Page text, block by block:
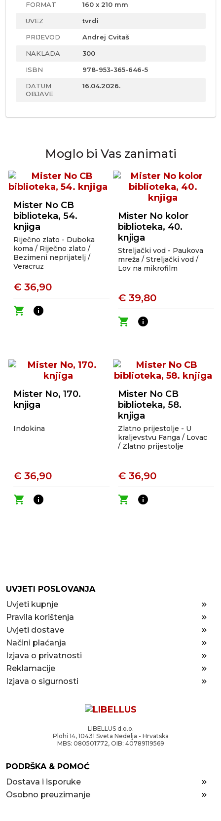
FORMAT 160 x 210 mm
UVEZ tvrdi
PRIJEVOD Andrej Cvitaš
NAKLADA 300
ISBN 978-953-365-646-5
DATUM
OBJAVE
16.04.2026.
Moglo bi Vas zanimati
Mister No CB
biblioteka, 54.
knjiga
Riječno zlato - Duboka
koma / Riječno zlato /
Bezimeni neprijatelj /
Veracruz
€ 36,90
shopping_cart
info
Mister No kolor
biblioteka, 40.
knjiga
Streljački vod - Paukova
mreža / Streljački vod /
Lov na mikrofilm
€ 39,80
shopping_cart
info
Mister No, 170.
knjiga
Indokina
€ 36,90
shopping_cart
info
Mister No CB
biblioteka, 58.
knjiga
Zlatno prijestolje - U
kraljevstvu Fanga / Lovac
/ Zlatno prijestolje
€ 36,90
shopping_cart
info
UVJETI POSLOVANJA
Uvjeti kupnje
Pravila korištenja
Uvjeti dostave
Načini plaćanja
Izjava o privatnosti
Reklamacije
Izjava o sigurnosti
LIBELLUS d.o.o.
Plohi 14, 10431 Sveta Nedelja - Hrvatska
MBS: 080501772, OIB: 40789119569
PODRŠKA & POMOĆ
Dostava i isporuke
Osobno preuzimanje